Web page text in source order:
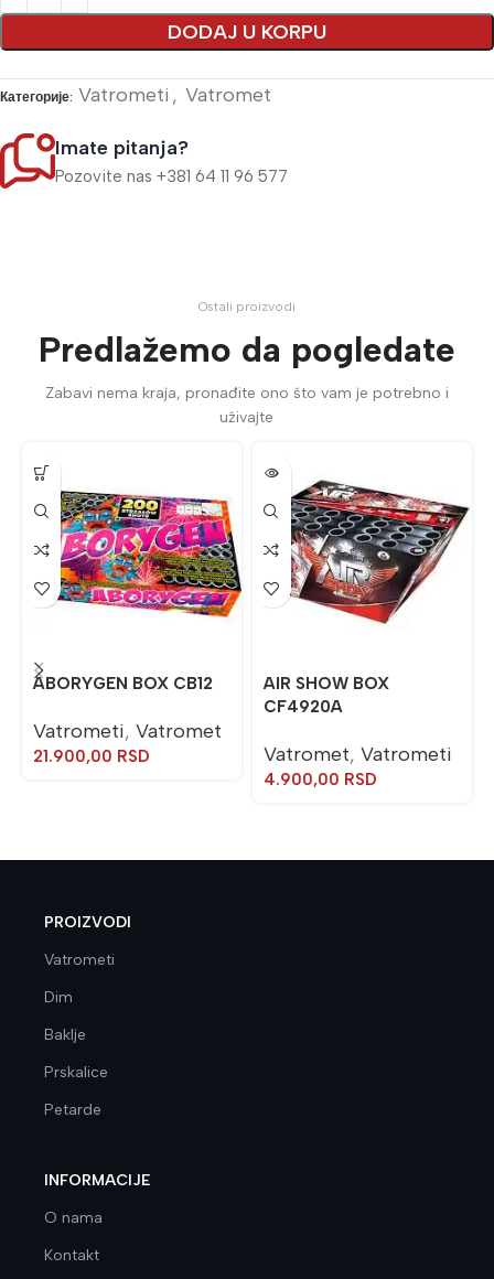
DODAJ U KORPU
Категорије: Vatrometi , Vatromet
Imate pitanja?
Pozovite nas +381 64 11 96 577
Ostali proizvodi
Predlažemo da pogledate
Zabavi nema kraja, pronađite ono što vam je potrebno i
uživajte
ABORYGEN BOX CB12
Vatrometi, Vatromet
21.900,00 RSD
AIR SHOW BOX
CF4920A
Vatromet, Vatrometi
4.900,00 RSD
PROIZVODI
Vatrometi
Dim
Baklje
Prskalice
Petarde
INFORMACIJE
O nama
Kontakt